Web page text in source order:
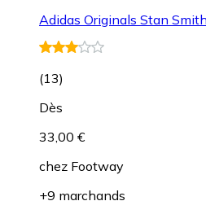
Adidas Originals Stan
(13)
Dès
33,00 €
chez Footway
+9 marchands